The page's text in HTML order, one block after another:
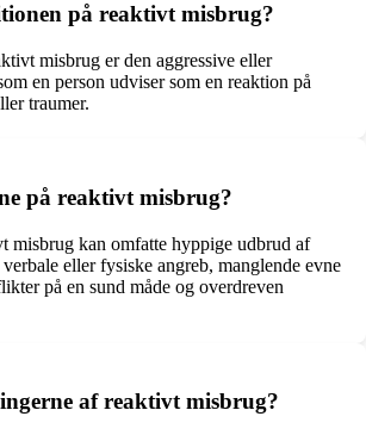
på reaktivt misbrug?
misbrug er den aggressive eller
en person udviser som en reaktion på
traumer.
på reaktivt misbrug?
misbrug kan omfatte hyppige udbrud af
eller fysiske angreb, manglende evne
på en sund måde og overdreven
af reaktivt misbrug?